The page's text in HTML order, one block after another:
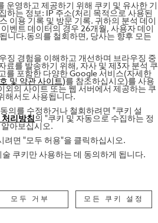
운영하고 제공하기 위해 쿠키 및 유사한 기
하는 정보: IP 주소(처리 목적으로 사용된
이용 기록 및 방문 기록. 귀하의 분석 데이
벤트 데이터의 경우 26개월, 사용자 데이
니다.동의를 철회하면, 당사는 향후 모든
징 경험을 이해하고 개선하며 브라우징 중
료를 발송하기 위해, 자사 및 제3자 분석 쿠
를 포함한 다양한 Google 서비스(자세한
및 약관 사이트)를 참조하십시오)를 사용
외의 사이트 또는 웹 서버에서 제공하는 쿠
해서도 사용됩니다.
의를 수정하거나 철회하려면 "쿠키 설
리방침 의 "쿠키 및 자동으로 수집하는 정
아보십시오.
려면 "모두 허용"을 클릭하십시오.
쿠키만 사용하는 데 동의하게 됩니다.
모두 거부 모든 쿠키 설정